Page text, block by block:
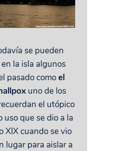
se pueden
la isla algunos
pasado comoel
uno de los
el utópico
uso que se dio a la
XIX cuando se vio
lugar para aislar a